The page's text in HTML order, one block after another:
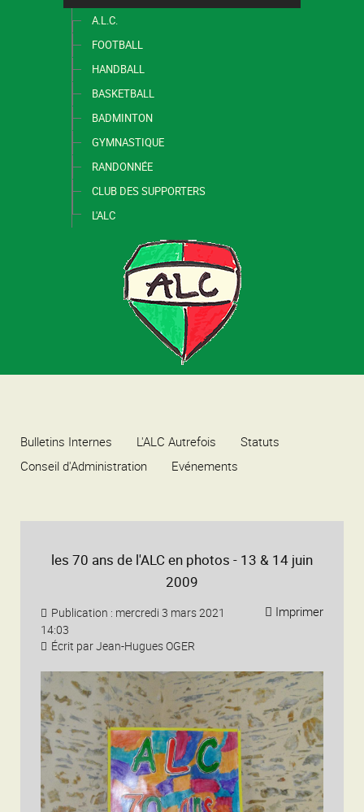
A.L.C.
FOOTBALL
HANDBALL
BASKETBALL
BADMINTON
GYMNASTIQUE
RANDONNÉE
CLUB DES SUPPORTERS
L'ALC
Bulletins Internes L'ALC Autrefois
Statuts
Conseil d'Administration
Evénements
les 70 ans de l'ALC en photos - 13 & 14 juin
2009
Imprimer
Publication : mercredi 3 mars 2021
14:03
Écrit par Jean-Hugues OGER